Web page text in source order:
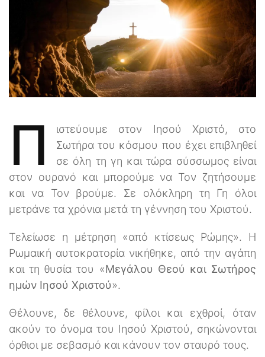
Π
ιστεύουμε στον Ιησού Χριστό, στο
Σωτήρα του κόσμου που έχει επιβληθεί
σε όλη τη γη και τώρα σύσσωμος είναι
στον ουρανό και μπορούμε να Τον ζητήσουμε
και να Τον βρούμε. Σε ολόκληρη τη Γη όλοι
μετράνε τα χρόνια μετά τη γέννηση του Χριστού.
Τελείωσε η μέτρηση «από κτίσεως Ρώμης». Η
Ρωμαική αυτοκρατορία νικήθηκε, από την αγάπη
και τη θυσία του «Μεγάλου Θεού και Σωτήρος
ημών Ιησού Χριστού».
Θέλουνε, δε θέλουνε, φίλοι και εχθροί, όταν
ακούν το όνομα του Ιησού Χριστού, σηκώνονται
όρθιοι με σεβασμό και κάνουν τον σταυρό τους.